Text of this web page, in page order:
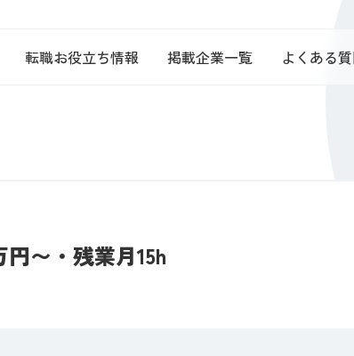
転職お役立ち情報 掲載企業一覧 よくある
〜・残業月15h